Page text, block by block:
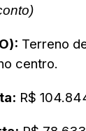
Terreno
centro.
R$